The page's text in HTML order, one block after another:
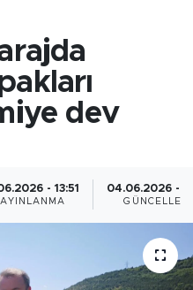
dev
- 13:51 04.06.2026 -